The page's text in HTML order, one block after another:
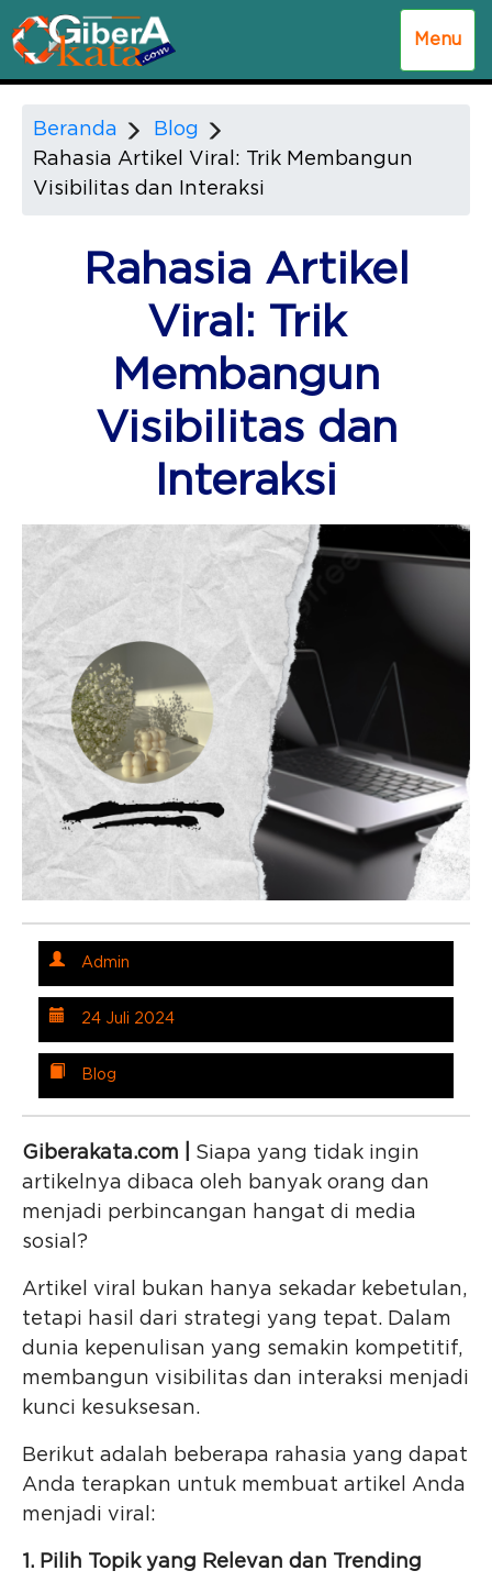
Menu
Beranda
Blog
Rahasia Artikel Viral: Trik Membangun
Visibilitas dan Interaksi
Rahasia Artikel
Viral: Trik
Membangun
Visibilitas dan
Interaksi
Admin
24 Juli 2024
Blog
Giberakata.com |
Siapa yang tidak ingin
artikelnya dibaca oleh banyak orang dan
menjadi perbincangan hangat di media
sosial?
Artikel viral bukan hanya sekadar kebetulan,
tetapi hasil dari strategi yang tepat. Dalam
dunia kepenulisan yang semakin kompetitif,
membangun visibilitas dan interaksi menjadi
kunci kesuksesan.
Berikut adalah beberapa rahasia yang dapat
Anda terapkan untuk membuat artikel Anda
menjadi viral:
1. Pilih Topik yang Relevan dan Trending